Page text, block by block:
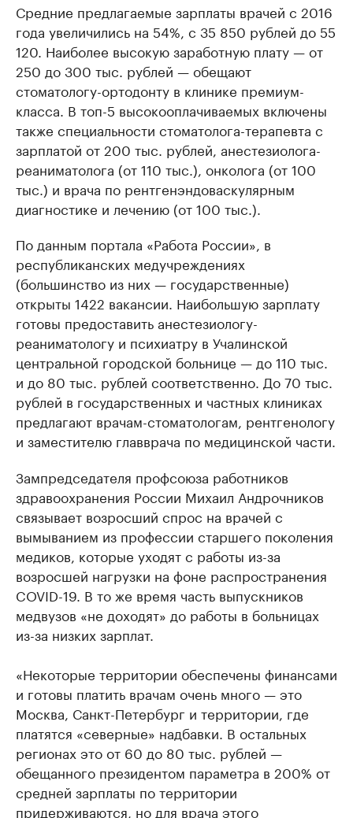
Средние предлагаемые зарплаты врачей с 2016
года увеличились на 54%, с 35 850 рублей до 55
120. Наиболее высокую заработную плату — от
250 до 300 тыс. рублей — обещают
стоматологу-ортодонту в клинике премиум-
класса. В топ-5 высокооплачиваемых включены
также специальности стоматолога-терапевта с
зарплатой от 200 тыс. рублей, анестезиолога-
реаниматолога (от 110 тыс.), онколога (от 100
тыс.) и врача по рентгенэндоваскулярным
диагностике и лечению (от 100 тыс.).
По данным портала «Работа России», в
республиканских медучреждениях
(большинство из них — государственные)
открыты 1422 вакансии. Наибольшую зарплату
готовы предоставить анестезиологу-
реаниматологу и психиатру в Учалинской
центральной городской больнице — до 110 тыс.
и до 80 тыс. рублей соответственно. До 70 тыс.
рублей в государственных и частных клиниках
предлагают врачам-стоматологам, рентгенологу
и заместителю главврача по медицинской части.
Зампредседателя профсоюза работников
здравоохранения России Михаил Андрочников
связывает возросший спрос на врачей с
вымыванием из профессии старшего поколения
медиков, которые уходят с работы из-за
возросшей нагрузки на фоне распространения
COVID-19. В то же время часть выпускников
медвузов «не доходят» до работы в больницах
из-за низких зарплат.
«Некоторые территории обеспечены финансами
и готовы платить врачам очень много — это
Москва, Санкт-Петербург и территории, где
платятся «северные» надбавки. В остальных
регионах это от 60 до 80 тыс. рублей —
обещанного президентом параметра в 200% от
средней зарплаты по территории
придерживаются, но для врача этого